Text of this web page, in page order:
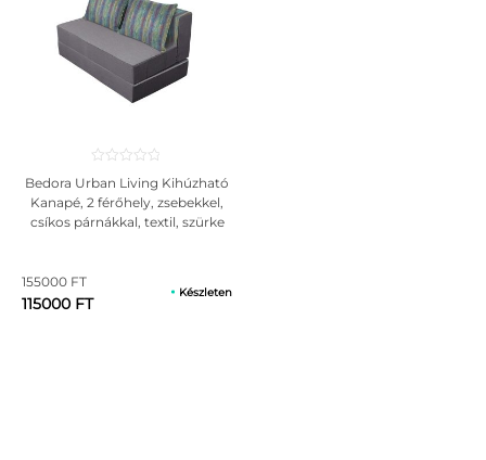
Bedora Urban Living Kihúzható
Kanapé, 2 férőhely, zsebekkel,
csíkos párnákkal, textil, szürke
155000 FT
115000 FT
Készleten